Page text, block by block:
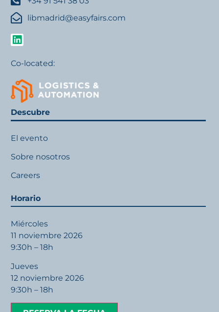
libmadrid@easyfairs.com
Co-located:
Descubre
El evento
Sobre nosotros
Careers
Horario
Miércoles
11 noviembre 2026
9:30h – 18h
Jueves
12 noviembre 2026
9:30h – 18h